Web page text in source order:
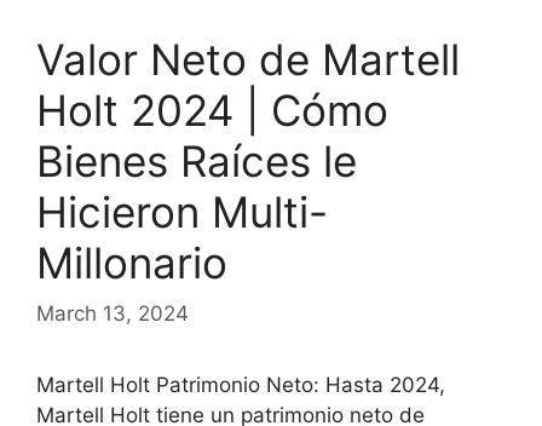
Valor Neto de Martell
Holt 2024 | Cómo
Bienes Raíces le
Hicieron Multi-
Millonario
March 13, 2024
Martell Holt Patrimonio Neto: Hasta 2024,
Martell Holt tiene un patrimonio neto de